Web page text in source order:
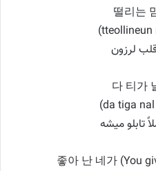
떨리는
لرزون
다 티가
تابلو میشه
좋아 난 네가 (You